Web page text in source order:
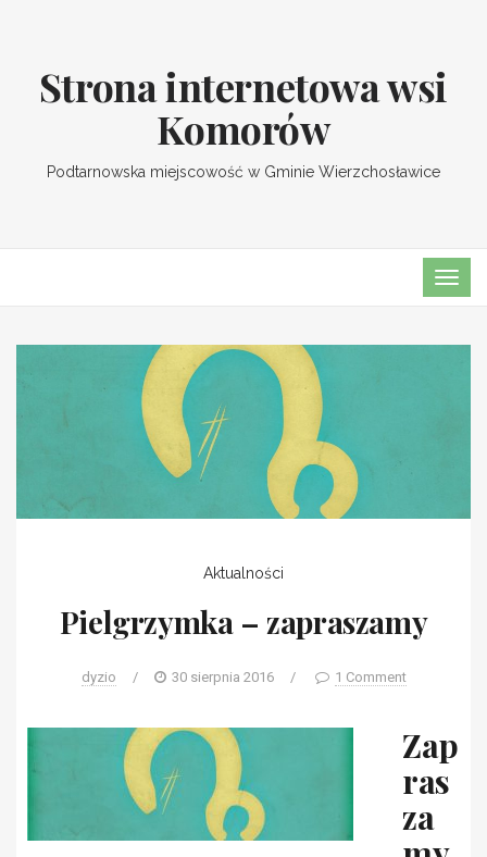
Strona internetowa wsi
Komorów
Podtarnowska miejscowość w Gminie Wierzchosławice
Aktualności
Pielgrzymka – zapraszamy
dyzio / 30 sierpnia 2016 / 1 Comment
Zap
ras
za